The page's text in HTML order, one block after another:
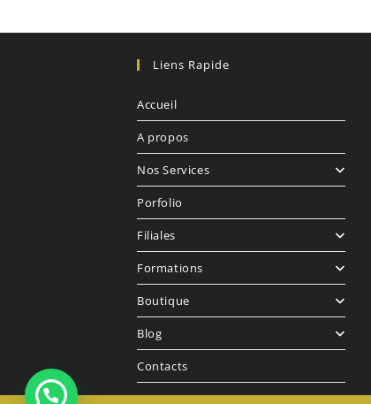
Liens Rapide
Accueil
A propos
Nos Services
Porfolio
Filiales
Formations
Boutique
Blog
Contacts